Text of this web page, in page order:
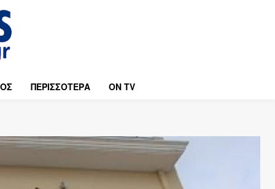
ΠΕΡΙΣΣΟΤΕΡΑ ON TV